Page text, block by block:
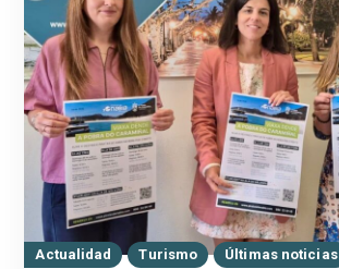
Actualidad Turismo Últimas noticias